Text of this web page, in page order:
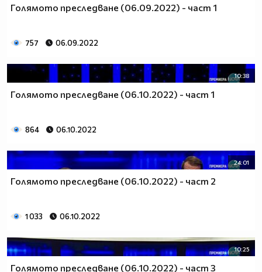
Голямото преследване (06.09.2022) - част 1
757 06.09.2022
10:38
Голямото преследване (06.10.2022) - част 1
864 06.10.2022
24:01
Голямото преследване (06.10.2022) - част 2
1 033 06.10.2022
10:25
Голямото преследване (06.10.2022) - част 3